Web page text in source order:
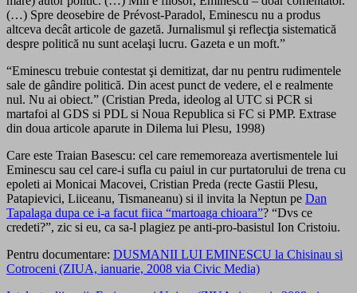
(…) Spre deosebire de Prévost-Paradol, Eminescu nu a pro­dus
altceva decât articole de gazetă. Jur­nalismul şi reflecţia siste­matică
despre politică nu sunt acelaşi lucru. Gazeta e un moft.”
“Eminescu trebuie contestat şi demitizat, dar nu pentru rudi­mentele
sale de gândire politică. Din acest punct de vedere, el e realmente
nul. Nu ai obiect.” (Cristian Preda, ideolog al UTC si PCR si
martafoi al GDS si PDL si Noua Republica si FC si PMP. Extrase
din doua articole aparute in Dilema lui Plesu, 1998)
Care este Traian Basescu: cel care rememoreaza avertismentele lui
Eminescu sau cel care-i sufla cu paiul in cur purtatorului de trena cu
epoleti ai Monicai Macovei, Cristian Preda (recte Gastii Plesu,
Patapievici, Liiceanu, Tismaneanu) si il invita la Neptun pe Dan
Tapalaga dupa ce i-a facut fiica “martoaga chioara”? “Dvs ce
credeti?”, zic si eu, ca sa-l plagiez pe anti-pro-basistul Ion Cristoiu.
Pentru documentare: DUSMANII LUI EMINESCU la Chisinau si
Cotroceni (ZIUA, ianuarie, 2008 via Civic Media)